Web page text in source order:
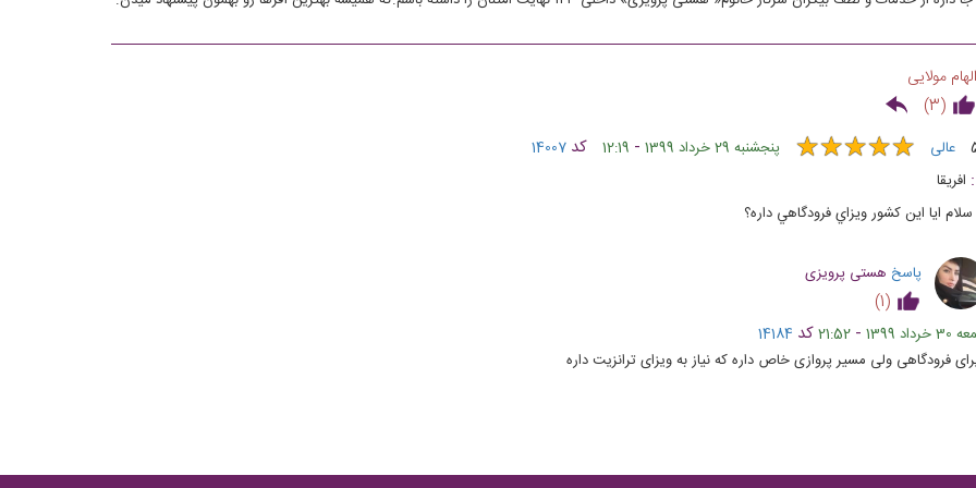
الهام مولایی
(
3
)
عالی ★★★★★
★★★★★ پنجشنبه 29 خرداد 1399 -
12:19 کد 14007
افريقا
سلام ايا اين كشور ويزاي فرودگاهي داره؟
پاسخ هستی پرویزی
(
1
)
1399
-
21:52کد 14184
فرودگاهی ولی مسیر پروازی خاص داره که نیاز به ویزای ترانزیت داره